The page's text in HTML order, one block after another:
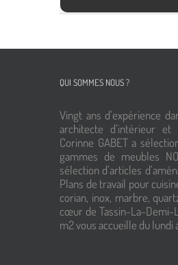
QUI SOMMES NOUS ?
Vingt ans d’expérience
architecte d’intérieur et
Corinne GABET a
gammes de meubles
sélection d’articles
Plans de travail pour
corian, inox, marbre,
cœur de Tassin-La-Demi-
m2 vous accueille du lundi